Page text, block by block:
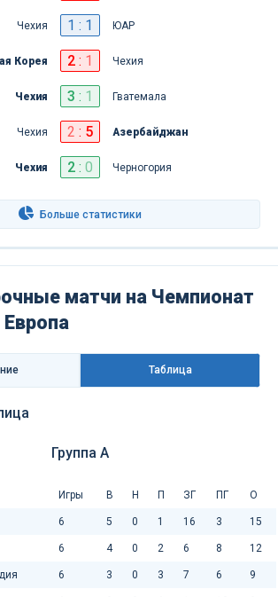
Чехия 1 : 1 ЮАР
Корея 2: 1 Чехия
Чехия 3 : 1 Гватемала
Чехия 2 : 5 Азербайджан
Чехия 2: 0 Черногория
Больше статистики
матчи на Чемпионат
Таблица
Группа A
Игры В Н П ЗГ ПГ О
6 5 0 1 16 3 15
6 4 0 2 6 8 12
6 3 0 3 7 6 9